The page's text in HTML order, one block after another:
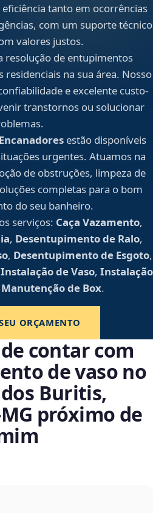
tanto em ocorrências
com um suporte técnico
valores justos.
resolução de entupimentos
na sua área. Nosso
e excelente custo-
transtornos ou solucionar
Encanadoresestão disponíveis
urgentes. Atuamos na
de obstruções, limpeza de
completas para o bom
do seu banheiro.
serviços: Caça Vazamento,
, Desentupimento de Ralo,
, Desentupimento de Esgoto,
Instalação de Vaso, Instalação
Manutenção de Box.
ORÇAMENTO
contar com
de vaso no
Buritis,
próximo de